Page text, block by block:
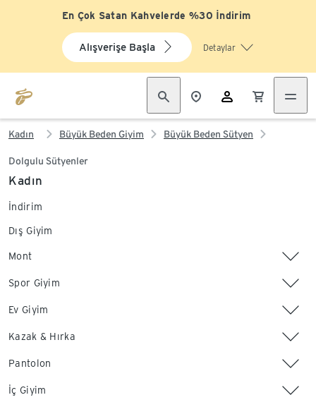
En Çok Satan Kahvelerde %30 İndirim
Alışverişe Başla Detaylar
Kadın Büyük Beden Giyim Büyük Beden Sütyen
Dolgulu Sütyenler
Kadın
İndirim
Dış Giyim
Mont
Spor Giyim
Ev Giyim
Kazak & Hırka
Pantolon
İç Giyim